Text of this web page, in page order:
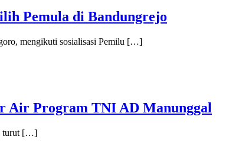
Pemula di Bandungrejo
mengikuti sosialisasi Pemilu […]
Air Program TNI AD Manunggal
turut […]